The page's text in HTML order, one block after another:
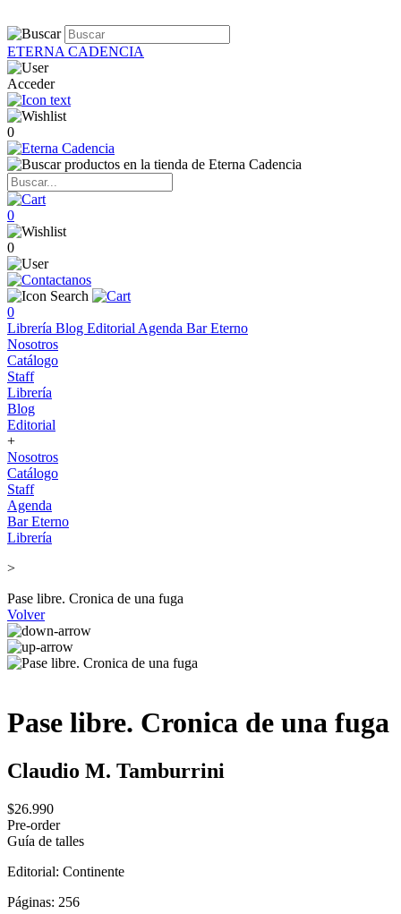
ETERNA CADENCIA
Acceder
0
0
0
0
Librería Blog Editorial Agenda Bar Eterno
Nosotros
Catálogo
Staff
Librería
Blog
Editorial
+
Nosotros
Catálogo
Staff
Agenda
Bar Eterno
Librería
>
Pase libre. Cronica de una fuga
Volver
Pase libre. Cronica de una fuga
Claudio M. Tamburrini
$26.990
Pre-order
Guía de talles
Editorial: Continente
Páginas: 256